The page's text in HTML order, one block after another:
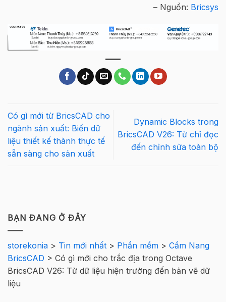
– Nguồn: Bricsys
Có gì mới từ BricsCAD cho
ngành sản xuất: Biến dữ
liệu thiết kế thành thực tế
sẵn sàng cho sản xuất
Dynamic Blocks trong
BricsCAD V26: Từ chỉ đọc
đến chỉnh sửa toàn bộ
BẠN ĐANG Ở ĐÂY
storekonia > Tin mới nhất > Phần mềm > Cẩm Nang
BricsCAD > Có gì mới cho trắc địa trong Octave
BricsCAD V26: Từ dữ liệu hiện trường đến bản vẽ dữ
liệu